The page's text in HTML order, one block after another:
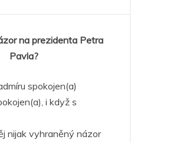
na prezidenta Petra
Pavla?
spokojen(a)
i když s
nijak vyhraněný názor